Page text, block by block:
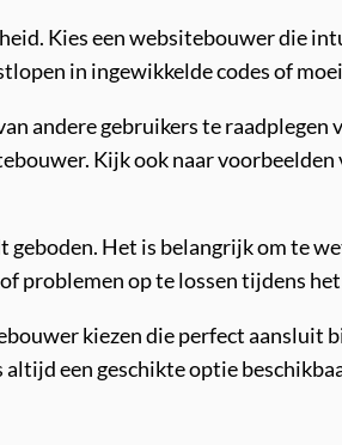
Kies een websitebouwer die
in ingewikkelde codes of
andere gebruikers te
Kijk ook naar
Het is belangrijk om te
problemen op te lossen tijdens
kiezen die perfect aansluit
een geschikte optie